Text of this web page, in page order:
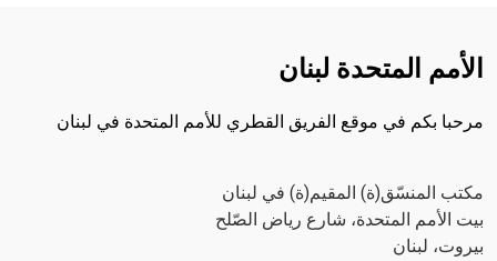
الأمم المتحدة لبنان
مرحبا بكم في موقع الفريق القطري للأمم المتحدة في لبنان
مكتب المنسّق(ة) المقيم(ة) في لبنان
بيت الأمم المتحدة، شارع رياض الصّلح
بيروت، لبنان